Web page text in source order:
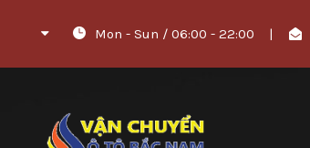
Mon - Sun / 06:00 - 22:00 |